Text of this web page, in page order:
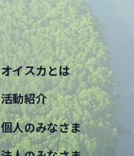
オイスカとは
活動紹介
個人のみなさま